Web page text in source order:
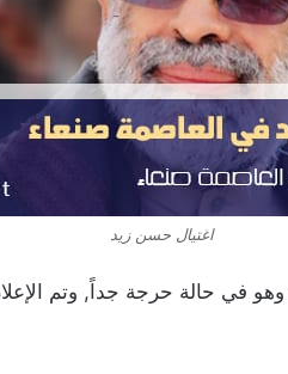
اغتيال حسن زيد
في حالة حرجة جداً, وتم